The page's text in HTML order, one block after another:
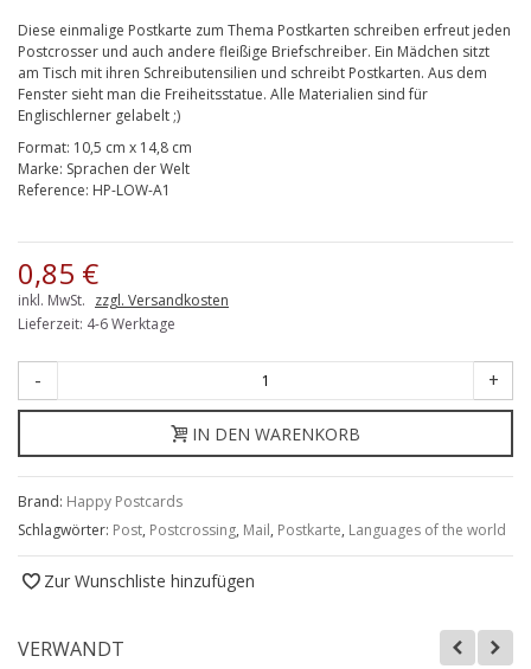
Diese einmalige Postkarte zum Thema Postkarten schreiben erfreut jeden
Postcrosser und auch andere fleißige Briefschreiber. Ein Mädchen sitzt
am Tisch mit ihren Schreibutensilien und schreibt Postkarten. Aus dem
Fenster sieht man die Freiheitsstatue. Alle Materialien sind für
Englischlerner gelabelt ;)
Format: 10,5 cm x 14,8 cm
Marke: Sprachen der Welt
Reference: HP-LOW-A1
0,85 €
inkl. MwSt. zzgl. Versandkosten
Lieferzeit: 4-6 Werktage
- +
IN DEN WARENKORB
Brand: Happy Postcards
Schlagwörter: Post, Postcrossing, Mail, Postkarte, Languages of the world
Zur Wunschliste hinzufügen
VERWANDT